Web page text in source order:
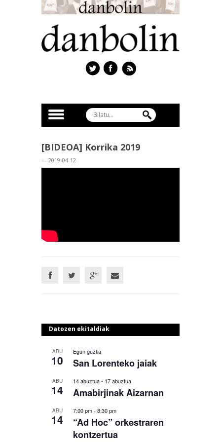
[BIDEOA] Korrika 2019
— 2019-04-12
Datozen ekitaldiak
ABU
10
Egun guztia
San Lorenteko jaiak
ABU
14
14 abuztua- 17 abuztua
Amabirjinak Aizarnan
ABU
14
7:00 pm- 8:30 pm
“Ad Hoc” orkestraren
kontzertua